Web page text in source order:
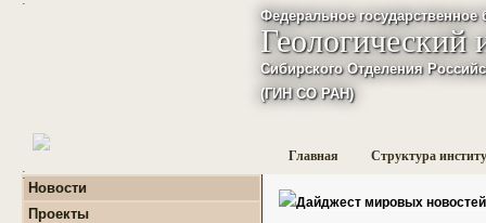
Федеральное
Сибирского Отделения
(ГИН СО РАН)
Главная Структура
:
Новости
Проекты
Дайджест мировых